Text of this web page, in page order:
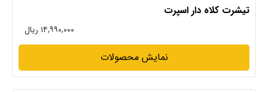
تیشرت کلاه دار اسپرت
۱۴,۹۹۰,۰۰۰ ریال
نمایش محصولات